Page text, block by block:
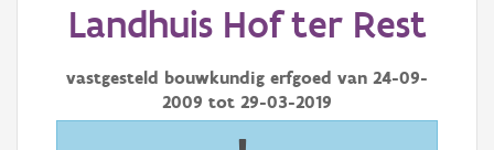
Erfgoedobject
Aanduidingsobject
Waarneming
Landhuis Hof ter Rest
vastgesteld bouwkundig erfgoed van 24-09-
2009 tot 29-03-2019